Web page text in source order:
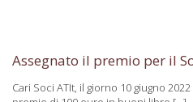
Assegnato il premio per il
Cari Soci ATIt, il giorno 10 giugno